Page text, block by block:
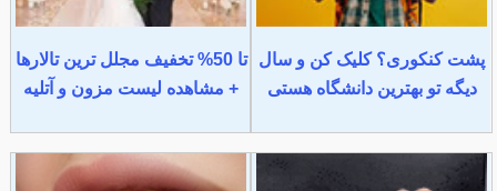
پشت کنکوری؟ کلیک کن و سال
دیگه تو بهترین دانشگاه هستی
تا 50% تخفیف مجلل ترین تالارها
+ مشاهده لیست مزون و آتلیه